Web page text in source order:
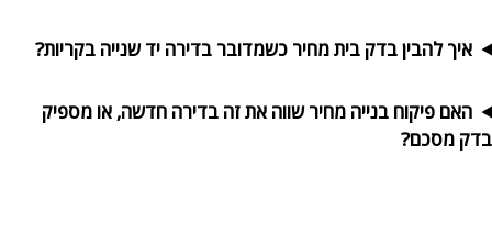
איך להבין בדק בית מחיר כשמדובר בדירה יד שנייה בקריות?
האם פיקוח בנייה מחיר שווה את זה בדירה חדשה, או מספיק
בדק מסכם?